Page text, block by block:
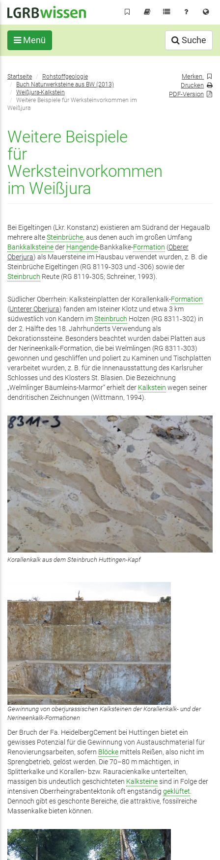
Inhalt
Menü Suche
Sie
befinden
sich
hier:
Startseite
Rohstoffgeologie
Buch Naturwerksteine aus BW (2013)
Weißjura-Kalkstein
Weitere Beispiele für Werksteinvorkommen im
Weißjura
Weitere Beispiele
für
Werksteinvorkommen
im Weißjura
Merken
Drucken
PDF-Version
Bei Eigeltingen (Lkr. Konstanz) existieren am Südrand der Hegaualb
mehrere alteSteinbrüche, aus denen auch im großen Umfang
Bankkalksteineder Hangende-Bankkalke-Formation (Oberer
Oberjura) als Mauersteine im Hausbau verwendet wurden, z. B. die
Steinbrüche Eigeltingen (RG 8119‑303 und ‑306) sowie der
Steinbruch Reute (RG 8119‑305; Schreiner, 1993).
Südlicher Oberrhein: Kalksteinplatten der Korallenkalk-Formation
(Unterer Oberjura) fanden am Isteiner Klotz und etwa 3 km
südwestlich von Kandern imSteinbruch Holzen (RG 8311‑302) in
der 2. Hälfte des 18. Jahrhunderts Verwendung als
Dekorationssteine. Besonders beachtet wurden dabei Platten aus
der Nerineenkalk-Formation, die bei Welmlingen (RG 8311‑303)
gewonnen und geschliffen und poliert zu Kaminen und Tischplatten
verarbeitet wurden, z. B. für die Innenausstattung des Karlsruher
Schlosses und des Klosters St. Blasien. Die Bezeichnung
„Welmlinger Bäumleins-Marmor“ erhielt der Kalkstein wegen seiner
dendritischen Zeichnungen (Wittmann, 1994).
Korallenkalk aus dem Steinbruch Huttingen-Kapf
Gewinnung von oberjurassischen Kalksteinen der Korallenkalk- und der
Nerineenkalk-Formationen
Der Bruch der Fa. HeidelbergCement bei Huttingen bietet ein
gewisses Potenzial für die Gewinnung von Austauschmaterial für
Renovierungsarbeiten, sofern Blöcke mittels Reißen, also nicht im
Sprengbetrieb, gelöst werden. Die 70–80 m mächtigen, in
Splitterkalke und Korallen- bzw. Rauracienkalke unterteilten,
massigen bis undeutlich geschichteten Kalksteinesind in Folge der
intensiven Oberrheingrabentektonik oft engständig geklüftet.
Dennoch gibt es geschonte Bereiche, die attraktive, fossilreiche
Massenkalke bieten können.